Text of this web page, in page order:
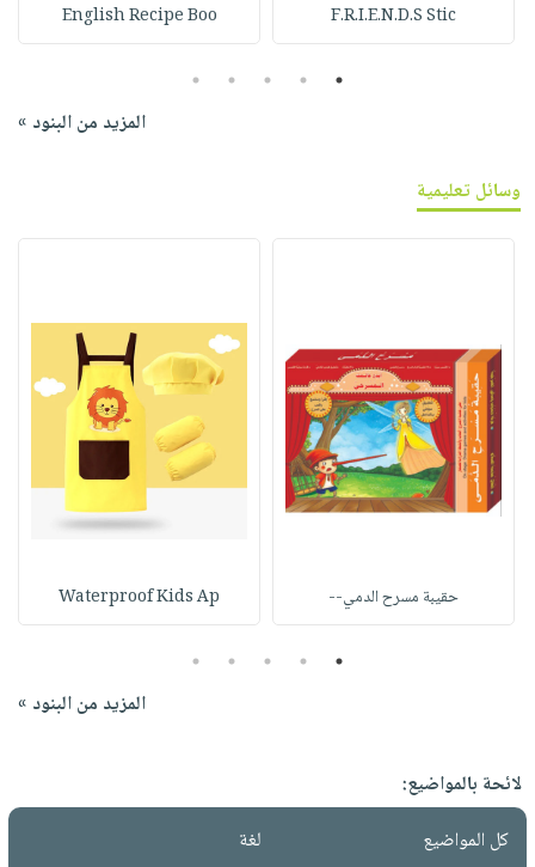
F.R.I.E.N.D.S Stic
English Recipe Boo
1
2
3
4
5
المزيد من البنود »
وسائل تعليمية
حقيبة مسرح الدمي-- Waterproof Kids Ap
1
2
3
4
5
المزيد من البنود »
لائحة بالمواضيع:
كل المواضيع
لغة